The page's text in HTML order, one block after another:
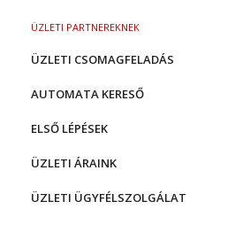
ÜZLETI PARTNEREKNEK
ÜZLETI CSOMAGFELADÁS
AUTOMATA KERESŐ
ELSŐ LÉPÉSEK
ÜZLETI ÁRAINK
ÜZLETI ÜGYFÉLSZOLGÁLAT